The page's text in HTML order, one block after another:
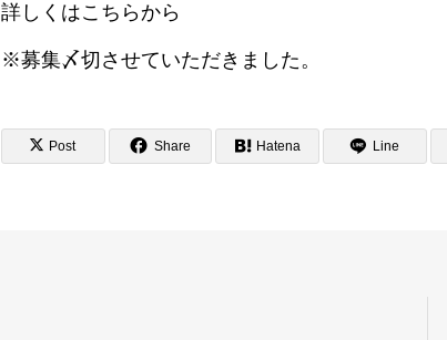
詳しくはこちらから
※募集〆切させていただきました。
Post Share Hatena Line